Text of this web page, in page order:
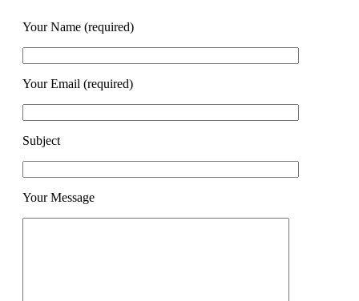
Your Name (required)
Your Email (required)
Subject
Your Message